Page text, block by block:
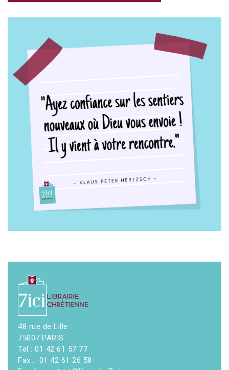
48 rue de Lille
75007 PARIS
Tel : 01 42 61 57 77
Fax : 01 42 61 26 58